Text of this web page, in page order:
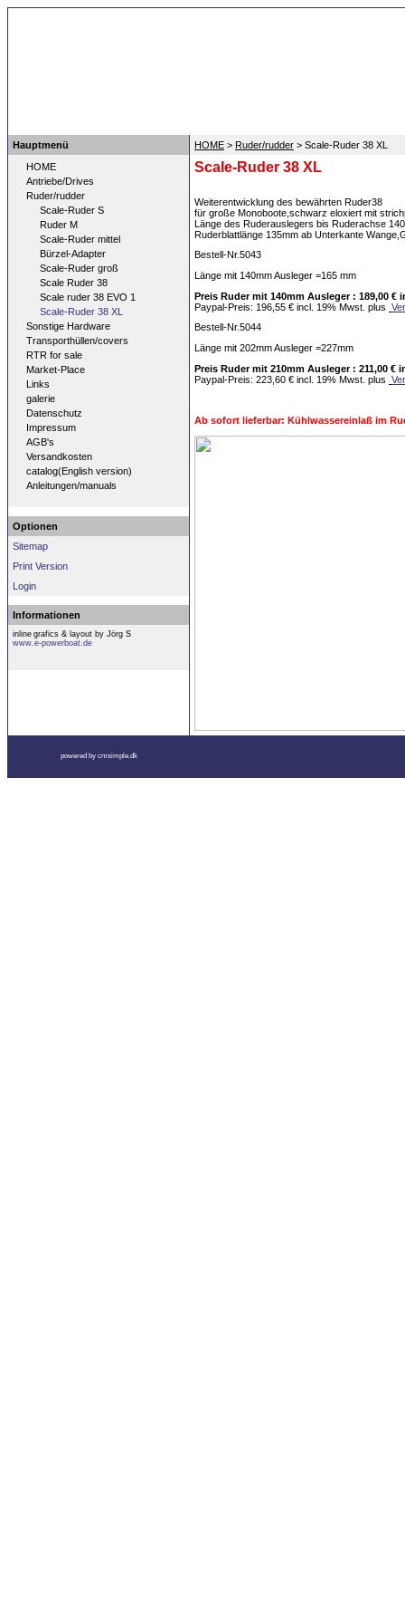
Hauptmenü
HOME
Antriebe/Drives
Ruder/rudder
Scale-Ruder S
Ruder M
Scale-Ruder mittel
Bürzel-Adapter
Scale-Ruder groß
Scale Ruder 38
Scale ruder 38 EVO 1
Scale-Ruder 38 XL
Sonstige Hardware
Transporthüllen/covers
RTR for sale
Market-Place
Links
galerie
Datenschutz
Impressum
AGB's
Versandkosten
catalog(English version)
Anleitungen/manuals
Optionen
Sitemap
Print Version
Login
Informationen
inline grafics & layout by Jörg S
www.e-powerboat.de
HOME > Ruder/rudder > Scale-Ruder 38 XL
top
Scale-Ruder 38 XL
Weiterentwicklung des bewährten Ruder38
für große Monoboote,schwarz eloxiert mit
Länge des Ruderauslegers bis Ruderachse
Ruderblattlänge 135mm ab Unterkante
Bestell-Nr.5043
Länge mit 140mm Ausleger =165 mm
Preis Ruder mit 140mm Ausleger : 189,00 €
Paypal-Preis: 196,55 € incl. 19% Mwst. plus
Bestell-Nr.5044
Länge mit
Preis Ruder mit 210mm Ausleger : 211,00 €
Paypal-Preis: 223,60 € incl. 19% Mwst. plus
Ab sofort lieferbar: Kühlwassereinlaß im
powered by cmsimple.dk